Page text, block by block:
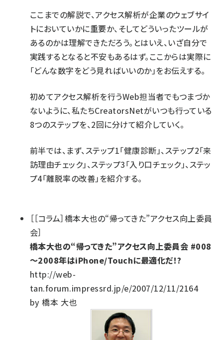
ここまでの解説で、アクセス解析が企業のウェブサイ
トにおいていかに重要か、そしてどういったツールが
あるのかは理解できただろう。とはいえ、いざ自分で
実践するとなると不安もあるはず。ここからは実際に
「どんな数字をどう見ればいいのか」をお伝えする。
初めてアクセス解析を行うWeb担当者でもつまづか
ないように、私たちCreatorsNetがいつも行っている
8つのステップを、2回に分けて紹介していく。
前半では、まず、ステップ1「健康診断」、ステップ2「来
訪理由チェック」、ステップ3「入り口チェック」、ステッ
プ4「離脱率の改善」を紹介する。
［［コラム］橋本大也の“帰ってきた”アクセス向上委員
会］
橋本大也の“帰ってきた”アクセス向上委員会 #008
〜2008年はiPhone/Touchに最適化だ！?
http://web-
tan.forum.impressrd.jp/e/2007/12/11/2164
by 橋本 大也